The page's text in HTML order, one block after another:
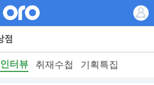
인터뷰 취재수첩 기획특집